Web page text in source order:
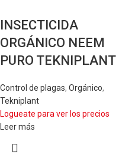
INSECTICIDA
ORGÁNICO NEEM
PURO TEKNIPLANT
Control de plagas, Orgánico,
Tekniplant
Logueate para ver los precios
Leer más